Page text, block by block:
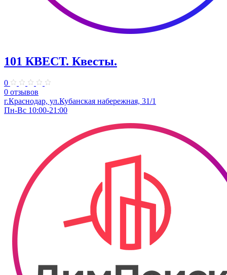
101 КВЕСТ. Квесты.
0
0 отзывов
​г.Краснодар, ул.Кубанская набережная, 31/1
Пн-Вс 10:00-21:00